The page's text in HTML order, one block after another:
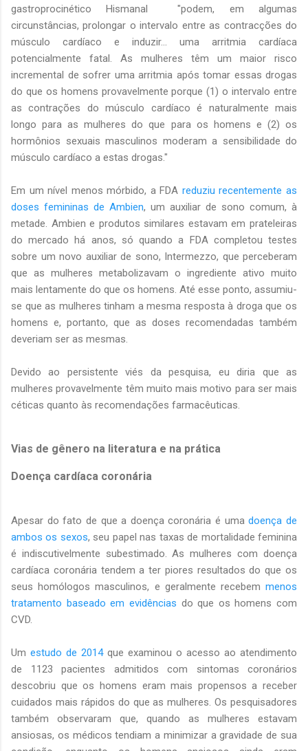
gastroprocinético Hismanal "podem, em algumas
circunstâncias, prolongar o intervalo entre as contracções do
músculo cardíaco e induzir... uma arritmia cardíaca
potencialmente fatal. As mulheres têm um maior risco
incremental de sofrer uma arritmia após tomar essas drogas
do que os homens provavelmente porque (1) o intervalo entre
as contrações do músculo cardíaco é naturalmente mais
longo para as mulheres do que para os homens e (2) os
hormônios sexuais masculinos moderam a sensibilidade do
músculo cardíaco a estas drogas."
Em um nível menos mórbido, a FDA reduziu recentementeas
doses femininas de Ambien, um auxiliar de sono comum, à
metade. Ambien e produtos similares estavam em prateleiras
do mercado há anos, só quando a FDA completou testes
sobre um novo auxiliar de sono, Intermezzo, que perceberam
que as mulheres metabolizavam o ingrediente ativo muito
mais lentamente do que os homens. Até esse ponto, assumiu-
se que as mulheres tinham a mesma resposta à droga que os
homens e, portanto, que as doses recomendadas também
deveriam ser as mesmas.
Devido ao persistente viés da pesquisa, eu diria que as
mulheres provavelmente têm muito mais motivo para ser mais
céticas quanto às recomendações farmacêuticas.
Vias de gênero na literatura e na prática
Doença cardíaca coronária
Apesar do fato de que a doença coronária é umadoença de
ambos os sexos, seu papel nas taxas de mortalidade feminina
é indiscutivelmente subestimado. As mulheres com doença
cardíaca coronária tendem a ter piores resultados do que os
seus homólogos masculinos, e geralmente recebem menos
tratamento baseado em evidências do que os homens com
CVD.
Um estudo de 2014que examinou o acesso ao atendimento
de 1123 pacientes admitidos com sintomas coronários
descobriu que os homens eram mais propensos a receber
cuidados mais rápidos do que as mulheres. Os pesquisadores
também observaram que, quando as mulheres estavam
ansiosas, os médicos tendiam a minimizar a gravidade de sua